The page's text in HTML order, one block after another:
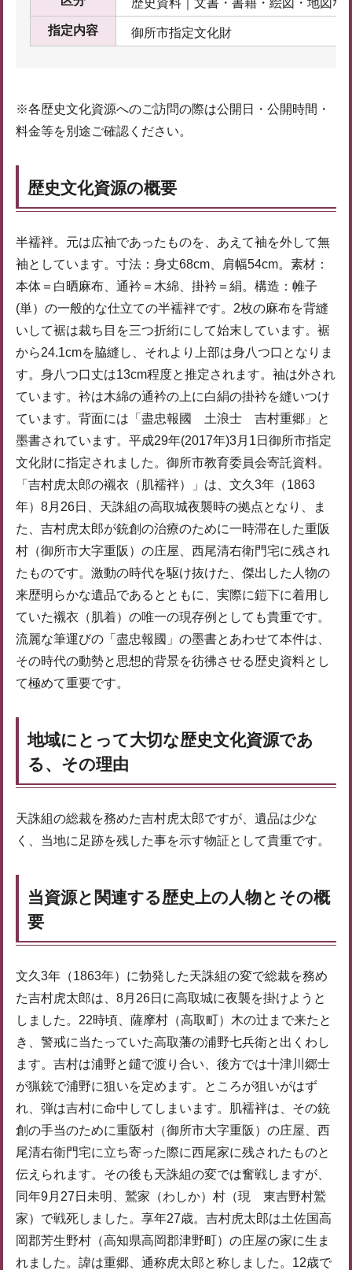
指定内容 御所市指定文化財
※各歴史文化資源へのご訪問の際は公開日・公開時間・
料金等を別途ご確認ください。
歴史文化資源の概要
半襦袢。元は広袖であったものを、あえて袖を外して無
袖としています。寸法：身丈68cm、肩幅54cm。素材：
本体＝白晒麻布、通衿＝木綿、掛衿＝絹。構造：帷子
(単）の一般的な仕立ての半襦袢です。2枚の麻布を背縫
いして裾は裁ち目を三つ折絎にして始末しています。裾
から24.1cmを脇縫し、それより上部は身八つ口となりま
す。身八つ口丈は13cm程度と推定されます。袖は外され
ています。衿は木綿の通衿の上に白絹の掛衿を縫いつけ
ています。背面には「盡忠報國 土浪士 吉村重郷」と
墨書されています。平成29年(2017年)3月1日御所市指定
文化財に指定されました。御所市教育委員会寄託資料。
「吉村虎太郎の襯衣（肌襦袢）」は、文久3年（1863
年）8月26日、天誅組の高取城夜襲時の拠点となり、ま
た、吉村虎太郎が銃創の治療のために一時滞在した重阪
村（御所市大字重阪）の庄屋、西尾清右衛門宅に残され
たものです。激動の時代を駆け抜けた、傑出した人物の
来歴明らかな遺品であるとともに、実際に鎧下に着用し
ていた襯衣（肌着）の唯一の現存例としても貴重です。
流麗な筆運びの「盡忠報國」の墨書とあわせて本件は、
その時代の動勢と思想的背景を彷彿させる歴史資料とし
て極めて重要です。
地域にとって大切な歴史文化資源であ
る、その理由
天誅組の総裁を務めた吉村虎太郎ですが、遺品は少な
く、当地に足跡を残した事を示す物証として貴重です。
当資源と関連する歴史上の人物とその概
要
文久3年（1863年）に勃発した天誅組の変で総裁を務め
た吉村虎太郎は、8月26日に高取城に夜襲を掛けようと
しました。22時頃、薩摩村（高取町）木の辻まで来たと
き、警戒に当たっていた高取藩の浦野七兵衛と出くわし
ます。吉村は浦野と鑓で渡り合い、後方では十津川郷士
が猟銃で浦野に狙いを定めます。ところが狙いがはず
れ、弾は吉村に命中してしまいます。肌襦袢は、その銃
創の手当のために重阪村（御所市大字重阪）の庄屋、西
尾清右衛門宅に立ち寄った際に西尾家に残されたものと
伝えられます。その後も天誅組の変では奮戦しますが、
同年9月27日未明、鷲家（わしか）村（現 東吉野村鷲
家）で戦死しました。享年27歳。吉村虎太郎は土佐国高
岡郡芳生野村（高知県高岡郡津野町）の庄屋の家に生ま
れました。諱は重郷、通称虎太郎と称しました。12歳で